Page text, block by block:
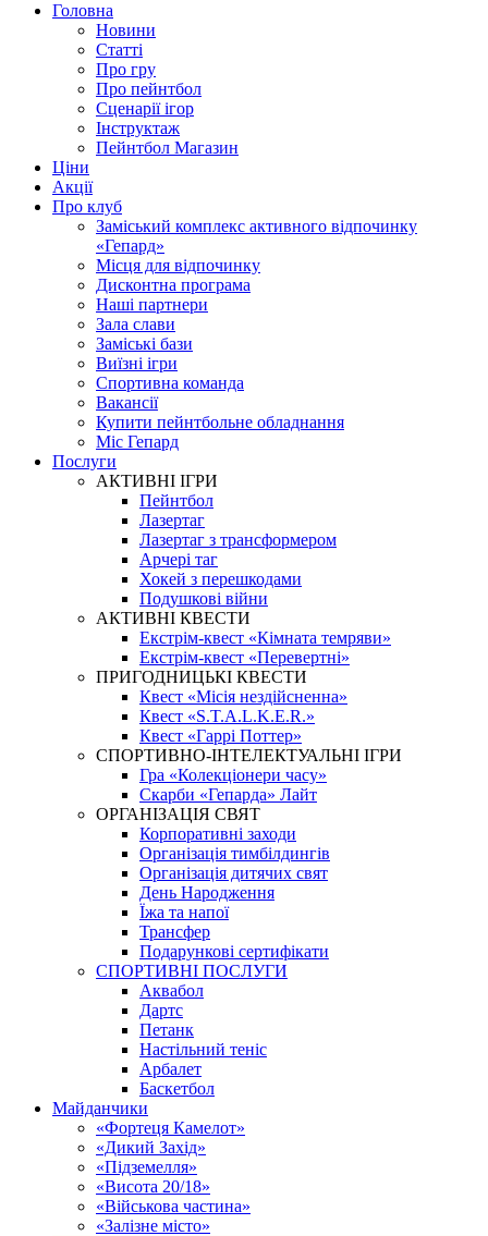
Головна
Новини
Статті
Про гру
Про пейнтбол
Сценарії ігор
Інструктаж
Пейнтбол Магазин
Ціни
Акції
Про клуб
Заміський комплекс активного відпочинку
«Гепард»
Місця для відпочинку
Дисконтна програма
Наші партнери
Зала слави
Заміські бази
Виїзні ігри
Спортивна команда
Вакансії
Купити пейнтбольне обладнання
Міс Гепард
Послуги
АКТИВНІ ІГРИ
Пейнтбол
Лазертаг
Лазертаг з трансформером
Арчері таг
Хокей з перешкодами
Подушкові війни
АКТИВНІ КВЕСТИ
Екстрім-квест «Кімната темряви»
Екстрім-квест «Перевертні»
ПРИГОДНИЦЬКІ КВЕСТИ
Квест «Місія нездійсненна»
Квест «S.T.A.L.K.E.R.»
Квест «Гаррі Поттер»
СПОРТИВНО-ІНТЕЛЕКТУАЛЬНІ ІГРИ
Гра «Колекціонери часу»
Скарби «Гепарда» Лайт
ОРГАНІЗАЦІЯ СВЯТ
Корпоративні заходи
Організація тимбілдингів
Організація дитячих свят
День Народження
Їжа та напої
Трансфер
Подарункові сертифікати
СПОРТИВНІ ПОСЛУГИ
Аквабол
Дартс
Петанк
Настільний теніс
Арбалет
Баскетбол
Майданчики
«Фортеця Камелот»
«Дикий Захід»
«Підземелля»
«Висота 20/18»
«Військова частина»
«Залізне місто»